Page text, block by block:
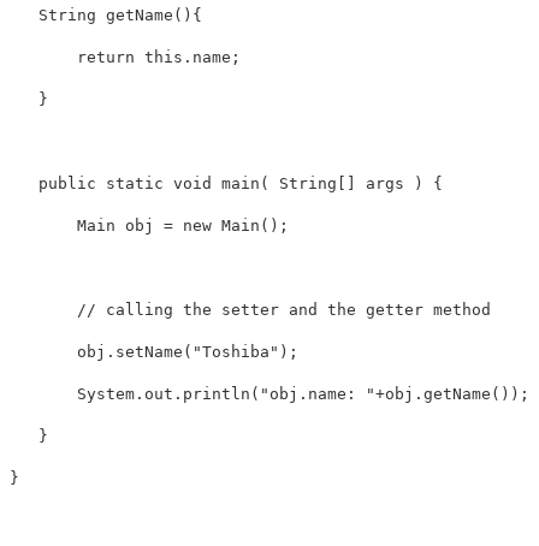
   String getName(){
       return this.name;
   }
   public static void main( String[] args ) {
       Main obj = new Main();
       // calling the setter and the getter method
       obj.setName("Toshiba");
       System.out.println("obj.name: "+obj.getName());
   }